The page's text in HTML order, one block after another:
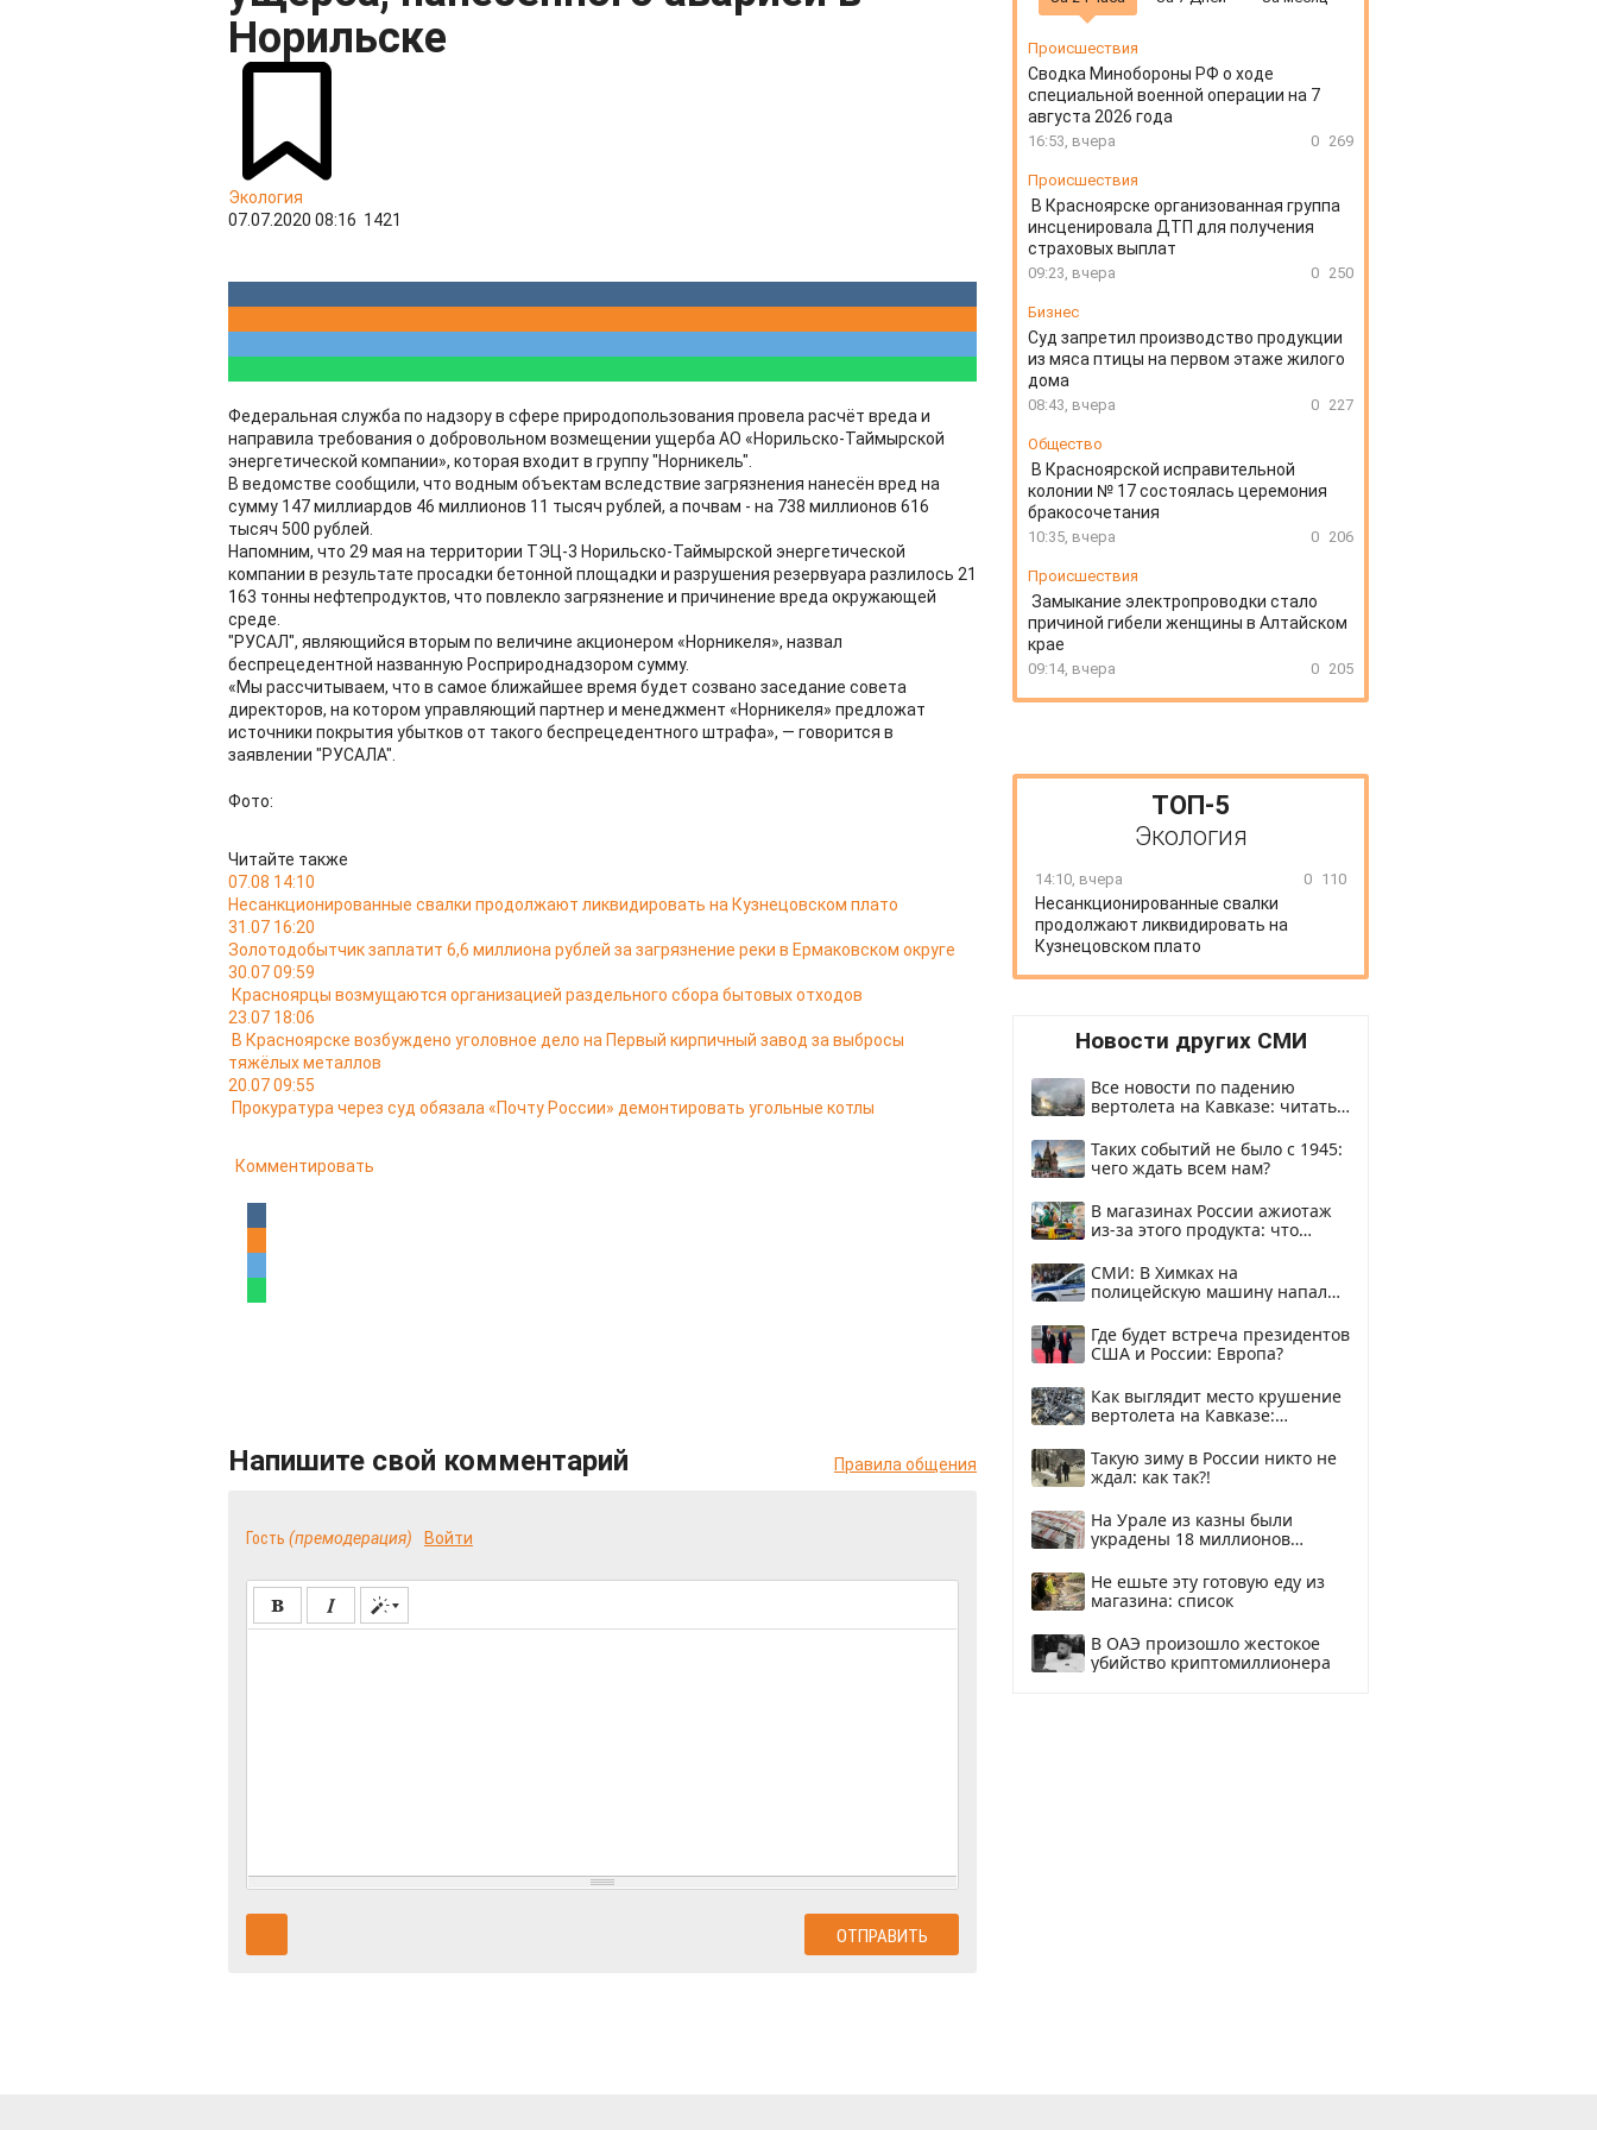
Норильске
Экология
07.07.2020 08:16 1421
Федеральная служба по надзору в сфере природопользования провела расчёт вреда и
направила требования о добровольном возмещении ущерба АО «Норильско-Таймырской
энергетической компании», которая входит в группу "Норникель".
В ведомстве сообщили, что водным объектам вследствие загрязнения нанесён вред на
сумму 147 миллиардов 46 миллионов 11 тысяч рублей, а почвам - на 738 миллионов 616
тысяч 500 рублей.
Напомним, что 29 мая на территории ТЭЦ-3 Норильско-Таймырской энергетической
компании в результате просадки бетонной площадки и разрушения резервуара разлилось 21
163 тонны нефтепродуктов, что повлекло загрязнение и причинение вреда окружающей
среде.
"РУСАЛ", являющийся вторым по величине акционером «Норникеля», назвал
беспрецедентной названную Росприроднадзором сумму.
«Мы рассчитываем, что в самое ближайшее время будет созвано заседание совета
директоров, на котором управляющий партнер и менеджмент «Норникеля» предложат
источники покрытия убытков от такого беспрецедентного штрафа», — говорится в
заявлении "РУСАЛА".
Фото:
Читайте также
07.08 14:10
Несанкционированные свалки продолжают ликвидировать на Кузнецовском плато
31.07 16:20
Золотодобытчик заплатит 6,6 миллиона рублей за загрязнение реки в Ермаковском округе
30.07 09:59
Красноярцы возмущаются организацией раздельного сбора бытовых отходов
23.07 18:06
В Красноярске возбуждено уголовное дело на Первый кирпичный завод за выбросы
тяжёлых металлов
20.07 09:55
Прокуратура через суд обязала «Почту России» демонтировать угольные котлы
Комментировать
Напишите свой комментарий Правила общения
Гость (премодерация) Войти
Происшествия
Сводка Минобороны РФ о ходе
специальной военной операции на 7
августа 2026 года
16:53, вчера 0 269
Происшествия
В Красноярске организованная группа
инсценировала ДТП для получения
страховых выплат
09:23, вчера 0 250
Бизнес
Суд запретил производство продукции
из мяса птицы на первом этаже жилого
дома
08:43, вчера 0 227
Общество
В Красноярской исправительной
колонии № 17 состоялась церемония
бракосочетания
10:35, вчера 0 206
Происшествия
Замыкание электропроводки стало
причиной гибели женщины в Алтайском
крае
09:14, вчера 0 205
ТОП-5
Экология
14:10, вчера 0 110
Несанкционированные свалки
продолжают ликвидировать на
Кузнецовском плато
Новости других СМИ
Все новости по падению
вертолета на Кавказе: читать
Таких событий не было с 1945:
чего ждать всем нам?
В магазинах России ажиотаж
из-за этого продукта: что
СМИ: В Химках на
полицейскую машину напали
Где будет встреча президентов
США и России: Европа?
Как выглядит место крушение
вертолета на Кавказе:
Такую зиму в России никто не
ждал: как так?!
На Урале из казны были
украдены 18 миллионов
Не ешьте эту готовую еду из
магазина: список
В ОАЭ произошло жестокое
убийство криптомиллионера